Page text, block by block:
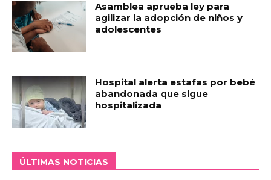
Asamblea aprueba ley para
agilizar la adopción de niños y
adolescentes
Hospital alerta estafas por bebé
abandonada que sigue
hospitalizada
ÚLTIMAS NOTICIAS